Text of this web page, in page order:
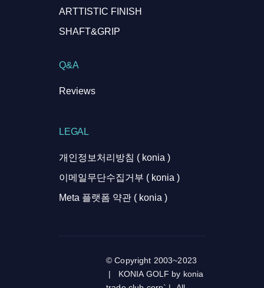
ARTTISTIC FINISH
SHAFT&GRIP
Q&A
Reviews
LEGAL
개인정보처리방침 ( konia )
이메일무단수집거부 ( konia )
Meta 플랫폼 약관 ( konia )
© Copyright 2003~2023
| KONIA GOLF by konia